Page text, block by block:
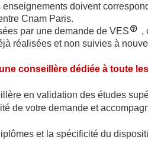
doivent
Cnam Paris.
par une demande de VES
,
réalisées et non suivies à
conseillère dédiée à toute
en validation des études
de votre demande et
et la spécificité du